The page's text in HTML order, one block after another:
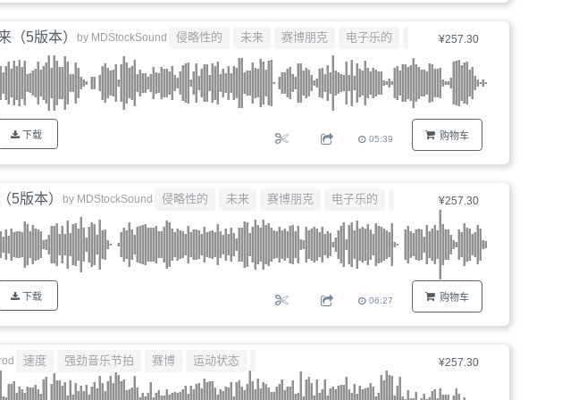
¥257.30
购物车
（5版本） by MDStockSound 侵略性的 未来 赛博朋克 电子乐的
下载 05:39
¥257.30
购物车
5版本） by MDStockSound 侵略性的 未来 赛博朋克 电子乐的
下载 06:27
¥257.30
速度 强劲音乐节拍 赛博 运动状态